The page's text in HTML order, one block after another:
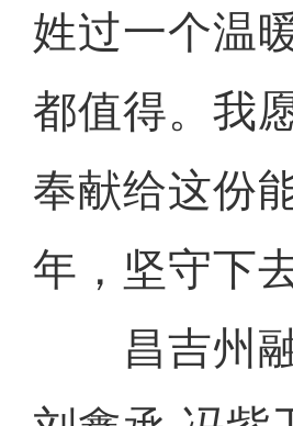
姓过一个温
都值得。我
奉献给这份
年，坚守下
昌吉州融
开工大吉